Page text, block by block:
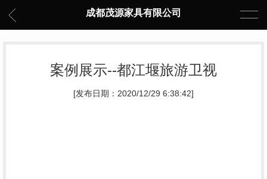
成都茂源家具有限公司
案例展示--都江堰旅游卫视
[发布日期：2020/12/29 6:38:42]